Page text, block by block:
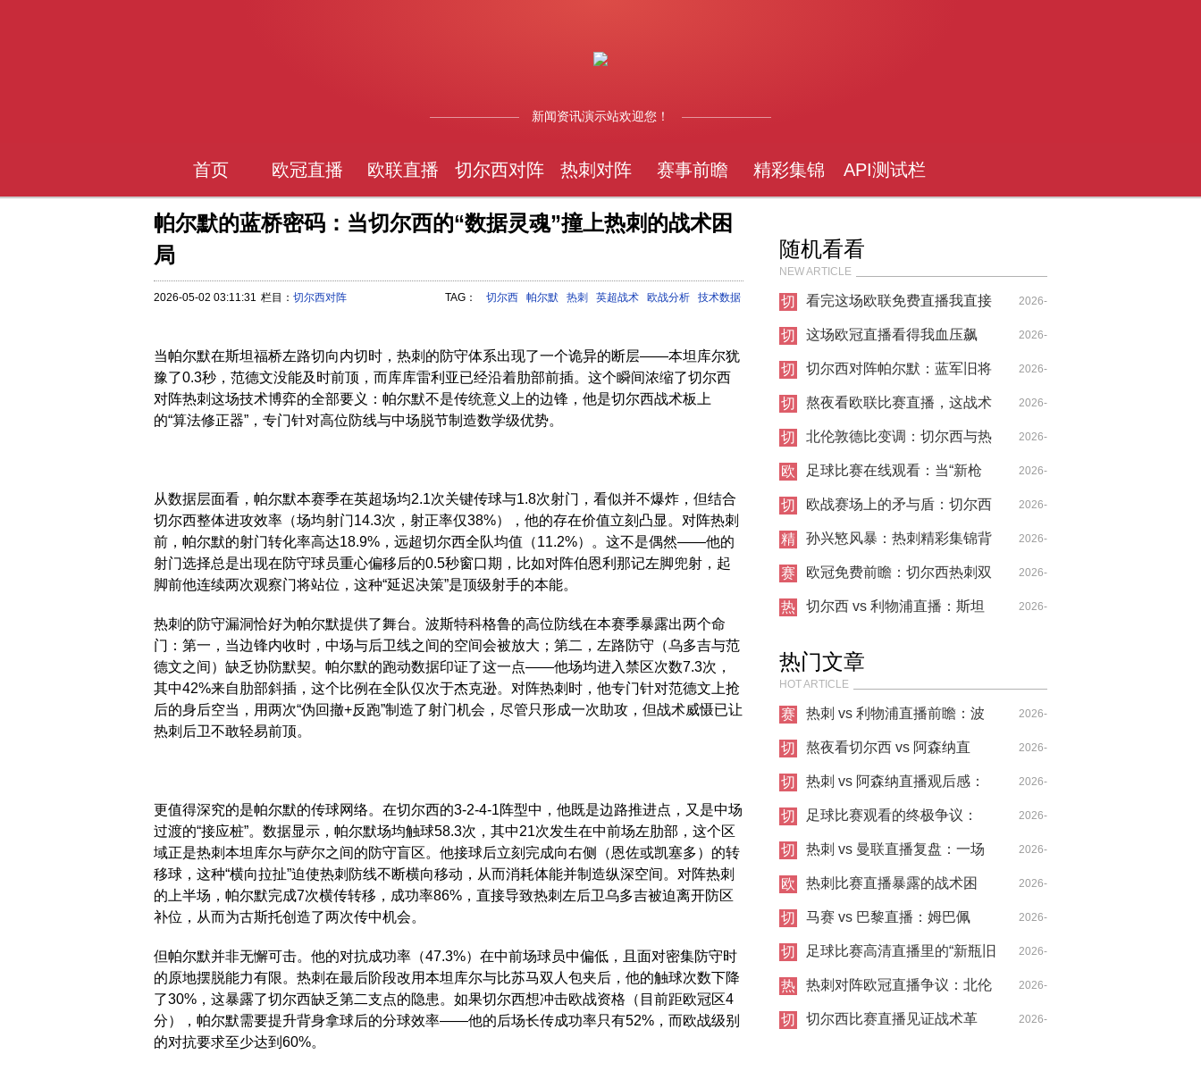
新闻资讯演示站欢迎您！
首页 欧冠直播 欧联直播 切尔西对阵 热刺对阵 赛事前瞻 精彩集锦 API测试栏
帕尔默的蓝桥密码：当切尔西的“数据灵魂”撞上热刺的战术困
局
2026-05-02 03:11:31 栏目： 切尔西对阵 TAG： 切尔西 帕尔默 热刺 英超战术 欧战分析 技术数据
当帕尔默在斯坦福桥左路切向内切时，热刺的防守体系出现了一个诡异的断层——本坦库尔犹
豫了0.3秒，范德文没能及时前顶，而库库雷利亚已经沿着肋部前插。这个瞬间浓缩了切尔西
对阵热刺这场技术博弈的全部要义：帕尔默不是传统意义上的边锋，他是切尔西战术板上
的“算法修正器”，专门针对高位防线与中场脱节制造数学级优势。
从数据层面看，帕尔默本赛季在英超场均2.1次关键传球与1.8次射门，看似并不爆炸，但结合
切尔西整体进攻效率（场均射门14.3次，射正率仅38%），他的存在价值立刻凸显。对阵热刺
前，帕尔默的射门转化率高达18.9%，远超切尔西全队均值（11.2%）。这不是偶然——他的
射门选择总是出现在防守球员重心偏移后的0.5秒窗口期，比如对阵伯恩利那记左脚兜射，起
脚前他连续两次观察门将站位，这种“延迟决策”是顶级射手的本能。
热刺的防守漏洞恰好为帕尔默提供了舞台。波斯特科格鲁的高位防线在本赛季暴露出两个命
门：第一，当边锋内收时，中场与后卫线之间的空间会被放大；第二，左路防守（乌多吉与范
德文之间）缺乏协防默契。帕尔默的跑动数据印证了这一点——他场均进入禁区次数7.3次，
其中42%来自肋部斜插，这个比例在全队仅次于杰克逊。对阵热刺时，他专门针对范德文上抢
后的身后空当，用两次“伪回撤+反跑”制造了射门机会，尽管只形成一次助攻，但战术威慑已让
热刺后卫不敢轻易前顶。
更值得深究的是帕尔默的传球网络。在切尔西的3-2-4-1阵型中，他既是边路推进点，又是中场
过渡的“接应桩”。数据显示，帕尔默场均触球58.3次，其中21次发生在中前场左肋部，这个区
域正是热刺本坦库尔与萨尔之间的防守盲区。他接球后立刻完成向右侧（恩佐或凯塞多）的转
移球，这种“横向拉扯”迫使热刺防线不断横向移动，从而消耗体能并制造纵深空间。对阵热刺
的上半场，帕尔默完成7次横传转移，成功率86%，直接导致热刺左后卫乌多吉被迫离开防区
补位，从而为古斯托创造了两次传中机会。
但帕尔默并非无懈可击。他的对抗成功率（47.3%）在中前场球员中偏低，且面对密集防守时
的原地摆脱能力有限。热刺在最后阶段改用本坦库尔与比苏马双人包夹后，他的触球次数下降
了30%，这暴露了切尔西缺乏第二支点的隐患。如果切尔西想冲击欧战资格（目前距欧冠区4
分），帕尔默需要提升背身拿球后的分球效率——他的后场长传成功率只有52%，而欧战级别
的对抗要求至少达到60%。
随机看看
NEW ARTICLE
切
西
敦
比
看完这场欧联免费直播我直接
破防了！曼联这脚射门比我还
菜
2026-
04-26
切
西
敦
比
这场欧冠直播看得我血压飙
升，C罗的纪录居然被这样打
破？
2026-
04-26
切
西
阵
切尔西对阵帕尔默：蓝军旧将
的反戈一击
2026-
05-24
切
西
阵
熬夜看欧联比赛直播，这战术
博弈比进球更过瘾
2026-
04-14
切
西
阵
北伦敦德比变调：切尔西与热
刺欧战门票争夺中的争议引爆
战术博弈
2026-
04-30
欧
直
足球比赛在线观看：当“新枪
手”遇上“老红魔”，是传承还是
颠覆？
2026-
04-14
切
西
阵
欧战赛场上的矛与盾：切尔西
与热刺的战术历史对决
2026-
04-28
精
集
孙兴慜风暴：热刺精彩集锦背
后的亚洲王牌时刻
2026-
04-30
赛
前
欧冠免费前瞻：切尔西热刺双
线出击，欧战关键战预测
2026-
05-21
热
阵
切尔西 vs 利物浦直播：斯坦 2026-
热门文章
HOT ARTICLE
赛
前
热刺 vs 利物浦直播前瞻：波
叔的“七伤拳”，能破克洛普
的“重金属”吗？
2026-
04-14
切
西
敦
比
熬夜看切尔西 vs 阿森纳直
播，这比赛要素也太多了！
2026-
04-20
切
西
点
热刺 vs 阿森纳直播观后感：
北伦敦的雨夜，心跳比雨点更
急
2026-
04-21
切
西
他
阵
足球比赛观看的终极争议：
VAR，是守护公正还是扼杀激
情？
2026-
04-14
切
西
敦
比
热刺 vs 曼联直播复盘：一场
被VAR切割的战术博弈，麦迪
逊导演逆转
2026-
04-18
欧
直
热刺比赛直播暴露的战术困
局：控球率七成却输得没脾气
2026-
04-21
切
西
敦
比
马赛 vs 巴黎直播：姆巴佩
的“散步”是战术毒药还是天才
特权？
2026-
04-14
切
西
点
足球比赛高清直播里的“新瓶旧
酒”：当哈兰德遇见希勒，暴力
美学的数字革命
2026-
04-14
热
对
热刺对阵欧冠直播争议：北伦
敦德比之外的欧战暗战
2026-
04-30
切
切尔西比赛直播见证战术革 2026-